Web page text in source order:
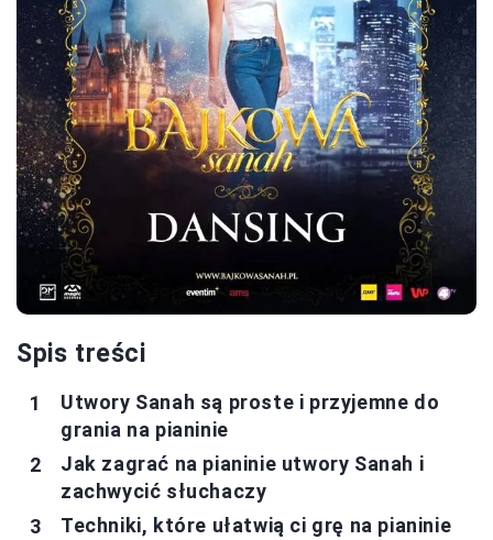
Spis treści
Utwory Sanah są proste i przyjemne do
grania na pianinie
Jak zagrać na pianinie utwory Sanah i
zachwycić słuchaczy
Techniki, które ułatwią ci grę na pianinie